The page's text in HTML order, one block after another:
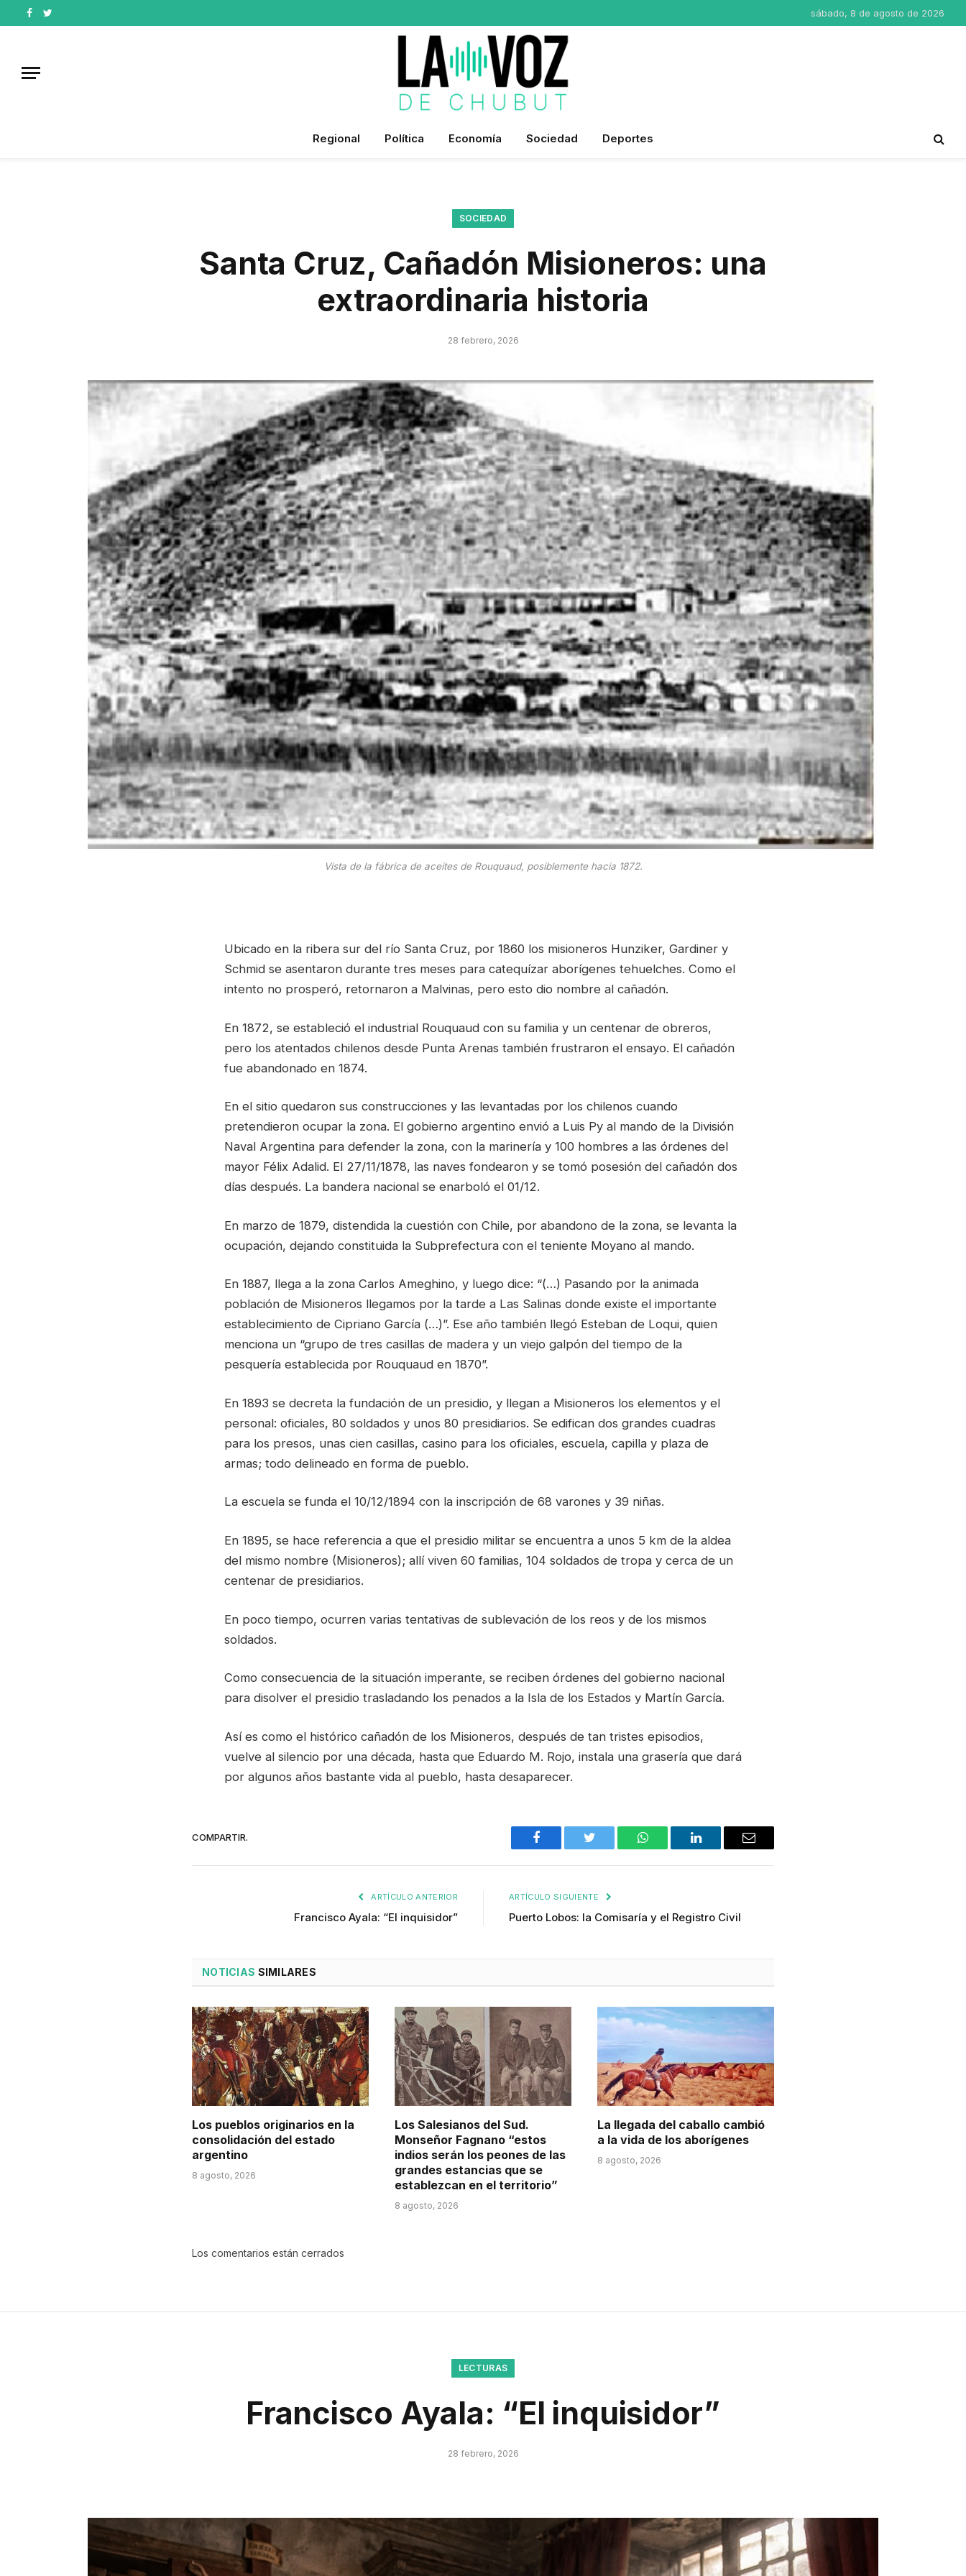
Facebook
Twitter
sábado, 8 de agosto de 2026
Regional Política Economía Sociedad Deportes
SOCIEDAD
Santa Cruz, Cañadón Misioneros: una
extraordinaria historia
28 febrero, 2026
Vista de la fábrica de aceites de Rouquaud, posiblemente hacia 1872.
Ubicado en la ribera sur del río Santa Cruz, por 1860 los misioneros Hunziker, Gardiner y
Schmid se asentaron durante tres meses para catequízar aborígenes tehuelches. Como el
intento no prosperó, retornaron a Malvinas, pero esto dio nombre al cañadón.
En 1872, se estableció el industrial Rouquaud con su familia y un centenar de obreros,
pero los atentados chilenos desde Punta Arenas también frustraron el ensayo. El cañadón
fue abandonado en 1874.
En el sitio quedaron sus construcciones y las levantadas por los chilenos cuando
pretendieron ocupar la zona. El gobierno argentino envió a Luis Py al mando de la División
Naval Argentina para defender la zona, con la marinería y 100 hombres a las órdenes del
mayor Félix Adalid. El 27/11/1878, las naves fondearon y se tomó posesión del cañadón dos
días después. La bandera nacional se enarboló el 01/12.
En marzo de 1879, distendida la cuestión con Chile, por abandono de la zona, se levanta la
ocupación, dejando constituida la Subprefectura con el teniente Moyano al mando.
En 1887, llega a la zona Carlos Ameghino, y luego dice: “(…) Pasando por la animada
población de Misioneros llegamos por la tarde a Las Salinas donde existe el importante
establecimiento de Cipriano García (…)”. Ese año también llegó Esteban de Loqui, quien
menciona un “grupo de tres casillas de madera y un viejo galpón del tiempo de la
pesquería establecida por Rouquaud en 1870”.
En 1893 se decreta la fundación de un presidio, y llegan a Misioneros los elementos y el
personal: oficiales, 80 soldados y unos 80 presidiarios. Se edifican dos grandes cuadras
para los presos, unas cien casillas, casino para los oficiales, escuela, capilla y plaza de
armas; todo delineado en forma de pueblo.
La escuela se funda el 10/12/1894 con la inscripción de 68 varones y 39 niñas.
En 1895, se hace referencia a que el presidio militar se encuentra a unos 5 km de la aldea
del mismo nombre (Misioneros); allí viven 60 familias, 104 soldados de tropa y cerca de un
centenar de presidiarios.
En poco tiempo, ocurren varias tentativas de sublevación de los reos y de los mismos
soldados.
Como consecuencia de la situación imperante, se reciben órdenes del gobierno nacional
para disolver el presidio trasladando los penados a la Isla de los Estados y Martín García.
Así es como el histórico cañadón de los Misioneros, después de tan tristes episodios,
vuelve al silencio por una década, hasta que Eduardo M. Rojo, instala una grasería que dará
por algunos años bastante vida al pueblo, hasta desaparecer.
COMPARTIR.
Facebook Twitter WhatsAppLinkedIn Email
ARTÍCULO ANTERIOR
Francisco Ayala: “El inquisidor”
ARTÍCULO SIGUIENTE
Puerto Lobos: la Comisaría y el Registro Civil
NOTICIAS SIMILARES
Los pueblos originarios en la
consolidación del estado
argentino
8 agosto, 2026
Los Salesianos del Sud.
Monseñor Fagnano “estos
indios serán los peones de las
grandes estancias que se
establezcan en el territorio”
8 agosto, 2026
La llegada del caballo cambió
a la vida de los aborígenes
8 agosto, 2026
Los comentarios están cerrados
LECTURAS
Francisco Ayala: “El inquisidor”
28 febrero, 2026